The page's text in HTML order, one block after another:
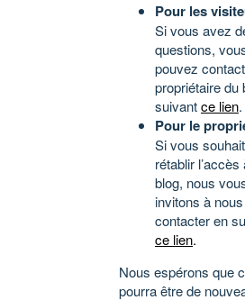
Pour les
Si vous avez
questions,
pouvez
propriétaire du
suivantce lien.
Pour le
Si vous
rétablir
blog, nous
invitons à nous
contacter en
ce lien.
Nous espérons que
pourra être de